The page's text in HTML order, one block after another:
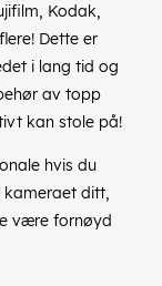
Kodak,
Dette er
i lang tid og
av topp
kan stole på!
hvis du
kameraet ditt,
være fornøyd